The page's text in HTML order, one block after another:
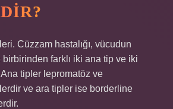
Cüzzam hastalığı, vücudun
farklı iki ana tip ve iki
Ana tipler lepromatöz ve
ve ara tipler ise borderline